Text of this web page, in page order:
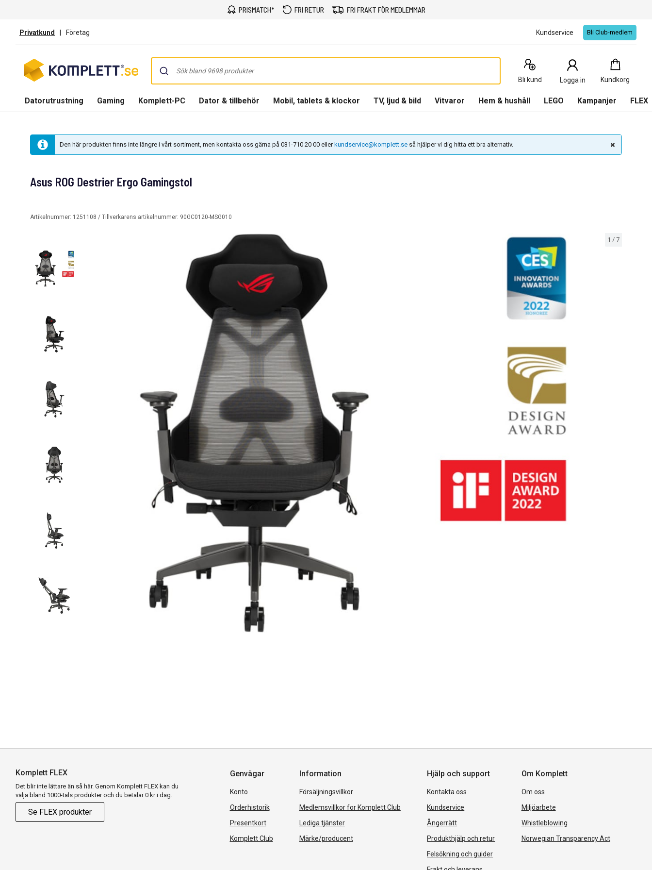
PRISMATCH* FRI RETUR FRI FRAKT FÖR MEDLEMMAR
Privatkund | Företag Kundservice Bli Club-medlem
Bli kund Logga in Kundkorg
Kundkorg
0
Produkter
Datorutrustning Gaming Komplett-PC Dator & tillbehör Mobil, tablets & klockor TV, ljud & bild Vitvaror Hem & hushåll LEGO Kampanjer FLEX
Den här produkten finns inte längre i vårt sortiment, men kontakta oss gärna på 031-710 20 00 eller kundservice@komplett.se så hjälper vi dig hitta ett bra alternativ.
1 / 7
Asus ROG Destrier Ergo Gamingstol
Artikelnummer: 1251108 / Tillverkarens artikelnummer: 90GC0120-MSG010
Komplett FLEX
Det blir inte lättare än så här. Genom Komplett FLEX kan du
välja bland 1000-tals produkter och du betalar 0 kr i dag.
Se FLEX produkter
Genvägar
Konto
Orderhistorik
Presentkort
Komplett Club
Information
Försäljningsvillkor
Medlemsvillkor for Komplett Club
Lediga tjänster
Märke/producent
Hjälp och support
Kontakta oss
Kundservice
Ångerrätt
Produkthjälp och retur
Felsökning och guider
Om Komplett
Om oss
Miljöarbete
Whistleblowing
Norwegian Transparency Act